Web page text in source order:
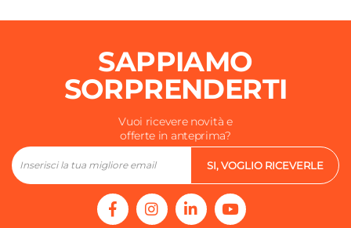
SAPPIAMO
SORPRENDERTI
Vuoi ricevere novità e
offerte in anteprima?
SI, VOGLIO RICEVERLE